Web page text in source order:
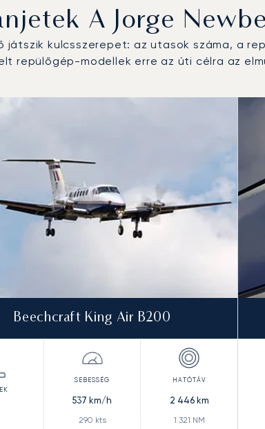
A Jorge
kulcsszerepet: az utasok száma, a
repülőgép-modellek erre az úti célra az
forgalom száma alapján 2025-ben
Beechcraft King Air B200
537 km/h
290 kts
2 446km
1 321 NM